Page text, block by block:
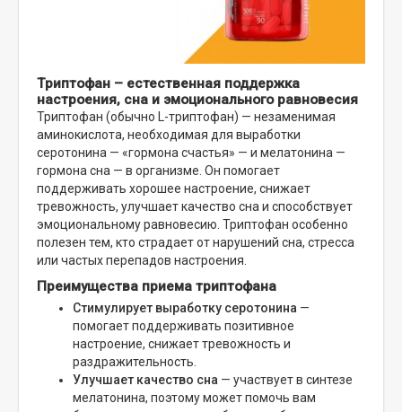
Триптофан – естественная поддержка
настроения, сна и эмоционального равновесия
Триптофан (обычно L-триптофан) — незаменимая
аминокислота, необходимая для выработки
серотонина — «гормона счастья» — и мелатонина —
гормона сна — в организме. Он помогает
поддерживать хорошее настроение, снижает
тревожность, улучшает качество сна и способствует
эмоциональному равновесию. Триптофан особенно
полезен тем, кто страдает от нарушений сна, стресса
или частых перепадов настроения.
Преимущества приема триптофана
Стимулирует выработку серотонина —
помогает поддерживать позитивное
настроение, снижает тревожность и
раздражительность.
Улучшает качество сна — участвует в синтезе
мелатонина, поэтому может помочь вам